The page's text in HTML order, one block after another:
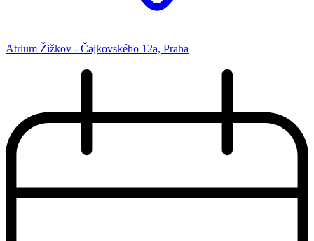
Atrium Žižkov - Čajkovského 12a, Praha